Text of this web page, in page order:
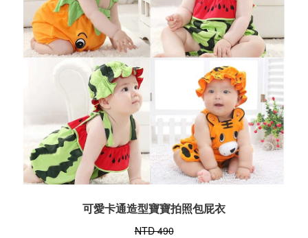
可愛卡通造型寶寶拍照包屁衣
NTD 490